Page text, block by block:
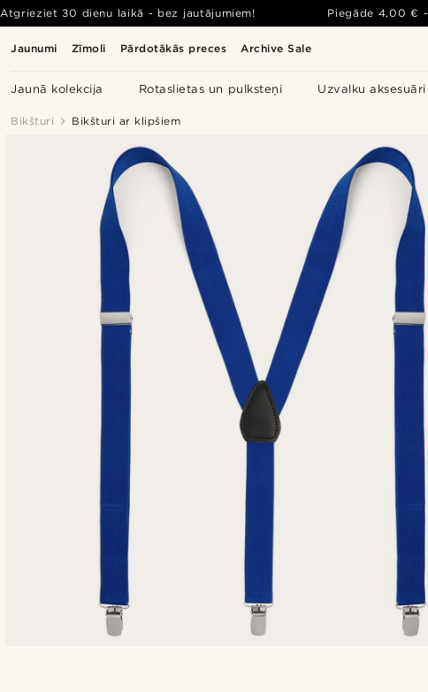
Jaunumi Zīmoli Pārdotākās preces Archive Sale
Jaunā kolekcija Rotaslietas un pulksteņi Uzvalku aksesuāri
Atgrieziet 30 dienu laikā - bez jautājumiem! Piegāde 4,00 € -
Bikšturi Bikšturi ar klipšiem